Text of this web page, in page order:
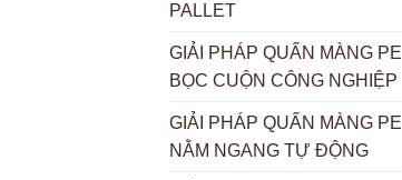
PALLET
GIẢI PHÁP QUẤN MÀNG PE
BỌC CUỘN CÔNG NGHIỆP
GIẢI PHÁP QUẤN MÀNG PE
NẰM NGANG TỰ ĐỘNG